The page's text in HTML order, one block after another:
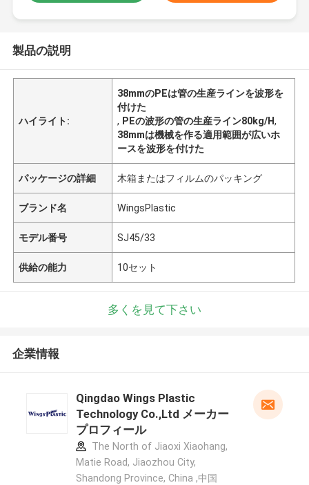
製品の説明
ハイライト:
38mmのPEは管の生産ラインを波形を
付けた
, PEの波形の管の生産ライン80kg/H,
38mmは機械を作る適用範囲が広いホ
ースを波形を付けた
パッケージの詳細 木箱またはフィルムのパッキング
ブランド名 WingsPlastic
モデル番号 SJ45/33
供給の能力 10セット
多くを見て下さい
企業情報
Qingdao Wings Plastic
Technology Co.,Ltd メーカー
プロフィール
The North of Jiaoxi Xiaohang,
Matie Road, Jiaozhou City,
Shandong Province, China ,中国